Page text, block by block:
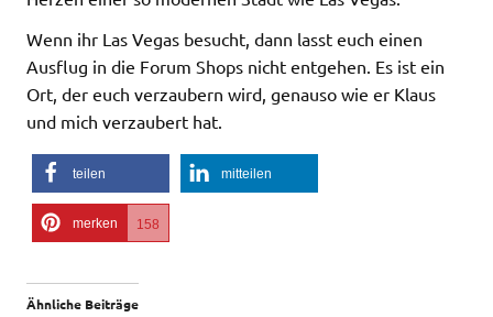
Wenn ihr Las Vegas besucht, dann lasst euch einen
Ausflug in die Forum Shops nicht entgehen. Es ist ein
Ort, der euch verzaubern wird, genauso wie er Klaus
und mich verzaubert hat.
teilen mitteilen
merken 158
Ähnliche Beiträge